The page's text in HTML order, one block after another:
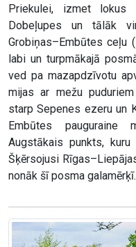
Priekulei, izmet
Dobeļupes un tālāk
Grobiņas–Embūtes ceļu
labi un turpmākajā
ved pa mazapdzīvotu
mijas ar mežu
starp Sepenes ezeru un
Embūtes pauguraine
Augstākais punkts,
Šķērsojusi
nonāk šī posma galamērķī.